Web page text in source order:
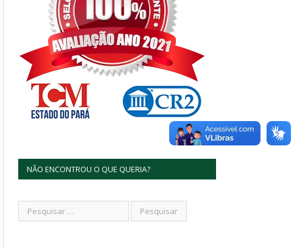
NÃO ENCONTROU O QUE QUERIA?